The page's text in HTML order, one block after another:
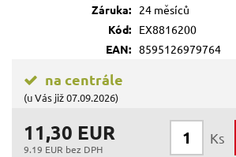
Záruka:
24 měsíců
Kód:
EX8816200
EAN: 8595126979764
na centrále
(u Vás již 07.09.2026)
11,30 EUR
9.19 EUR bez DPH
Ks